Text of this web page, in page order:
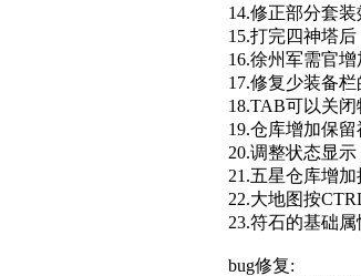
14.修正部分套装
15.打完四神塔
16.徐州军需官
17.修复少装备
18.TAB可以关
19.仓库增加保留
20.调整状态显示
21.五星仓库增
22.大地图按
23.符石的基础
bug修复: